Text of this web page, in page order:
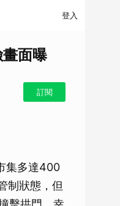
登入
面曝
訂閱
集多達400
制狀態，但